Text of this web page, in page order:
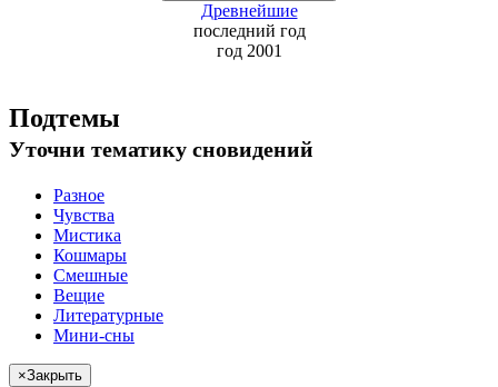
Древнейшие
последний год
год 2001
Подтемы
Уточни тематику сновидений
Разное
Чувства
Мистика
Кошмары
Смешные
Вещие
Литературные
Мини-сны
×Закрыть